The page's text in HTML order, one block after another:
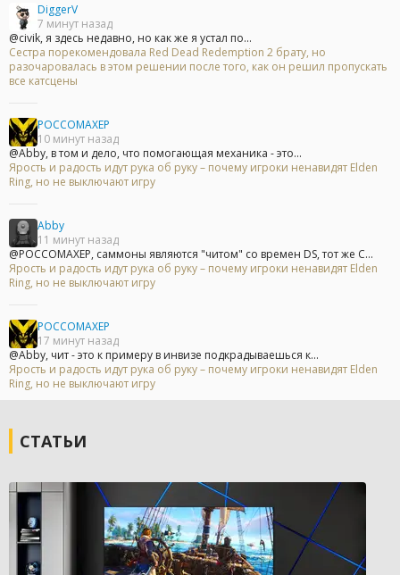
DiggerV
7 минут назад
@civik, я здесь недавно, но как же я устал по...
Сестра порекомендовала Red Dead Redemption 2 брату, но
разочаровалась в этом решении после того, как он решил пропускать
все катсцены
POCCOMAXEP
10 минут назад
@Abby, в том и дело, что помогающая механика - это...
Ярость и радость идут рука об руку – почему игроки ненавидят Elden
Ring, но не выключают игру
Abby
11 минут назад
@POCCOMAXEP, саммоны являются "читом" со времен DS, тот же С...
Ярость и радость идут рука об руку – почему игроки ненавидят Elden
Ring, но не выключают игру
POCCOMAXEP
17 минут назад
@Abby, чит - это к примеру в инвизе подкрадываешься к...
Ярость и радость идут рука об руку – почему игроки ненавидят Elden
Ring, но не выключают игру
СТАТЬИ